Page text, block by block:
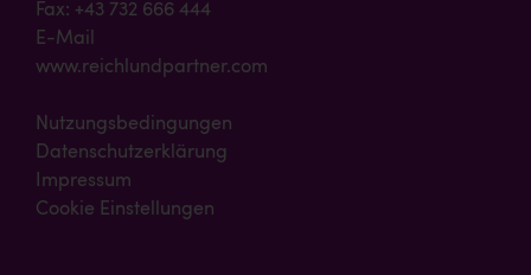
Fax: +43 732 666 444
E-Mail
www.reichlundpartner.com
Nutzungsbedingungen
Datenschutzerklärung
Impressum
Cookie Einstellungen